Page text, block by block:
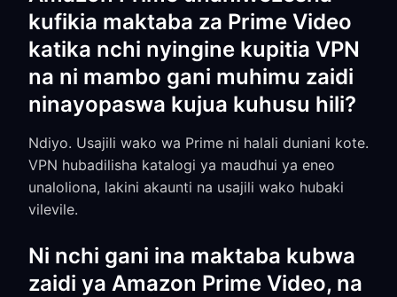
kufikia maktaba za Prime Video
katika nchi nyingine kupitia VPN
na ni mambo gani muhimu zaidi
ninayopaswa kujua kuhusu hili?
Ndiyo. Usajili wako wa Prime ni halali duniani kote.
VPN hubadilisha katalogi ya maudhui ya eneo
unaloliona, lakini akaunti na usajili wako hubaki
vilevile.
Ni nchi gani ina maktaba kubwa
zaidi ya Amazon Prime Video, na